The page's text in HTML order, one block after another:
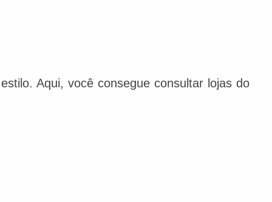
Aqui, você consegue consultar lojas do